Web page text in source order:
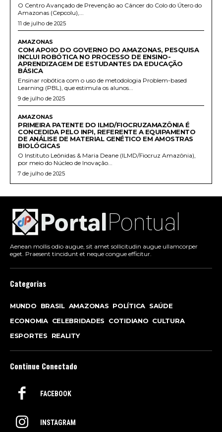
O Centro Avançado de Prevenção ao Câncer do Colo do Útero do
Amazonas (Cepcolu),...
11 de julho de 2025
AMAZONAS
COM APOIO DO GOVERNO DO AMAZONAS, PESQUISA
INCLUI ROBÓTICA NO PROCESSO DE ENSINO-
APRENDIZAGEM DE ESTUDANTES DA EDUCAÇÃO
BÁSICA
Ensinar robótica com o uso de metodologia Problem-based
Learning (PBL), que estimula os alunos...
9 de julho de 2025
AMAZONAS
PRIMEIRA PATENTE DO ILMD/FIOCRUZAMAZÔNIA É
CONCEDIDA PELO INPI, REFERENTE A EQUIPAMENTO
DE ANÁLISE DE MATERIAL GENÉTICO EM AMOSTRAS
BIOLÓGICAS
O Instituto Leônidas & Maria Deane (ILMD/Fiocruz Amazônia),
por meio do Núcleo de Inovação...
7 de julho de 2025
Aenean mollis odio augue, sit amet sollicitudin augue ullamcorper
eget. Praesent tincidunt et neque congue efficitur.
Categorias
MUNDO BRASIL AMAZONAS POLÍTICA SAÚDE
ECONOMIA CELEBRIDADES COTIDIANO CULTURA
ESPORTES
REALITY
Continue Conectado
FACEBOOK
INSTAGRAM